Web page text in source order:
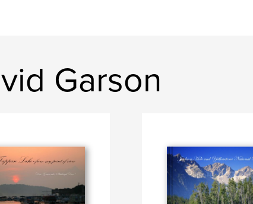
Garson